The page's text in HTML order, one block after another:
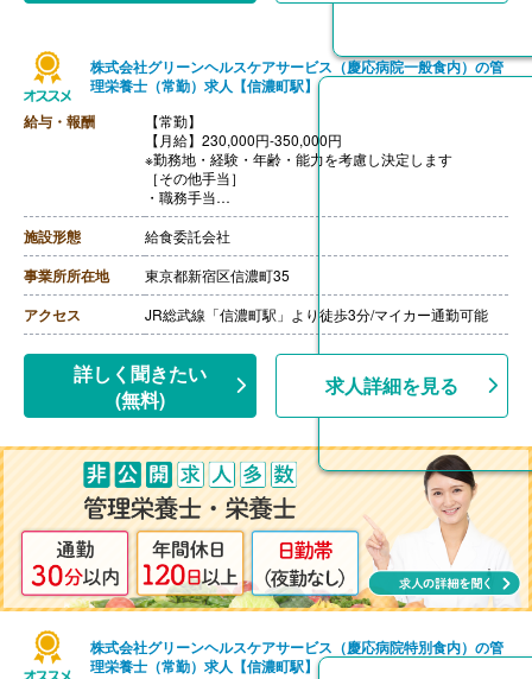
株式会社グリーンヘルスケアサービス（慶応病院一般食内）の管
理栄養士（常勤）求人【信濃町駅】
給与・報酬
【常勤】
【月給】230,000円-350,000円
※勤務地・経験・年齢・能力を考慮し決定します
［その他手当］
・職務手当
・食事手当
・年末年始手当
【賞与】年2回（7月、12月）※会社業績、各個人実績に
応じて決定（前年度実績 2.00ヶ月/年）
【通勤手当】あり（全額支給）
【退職金】なし
施設形態 給食委託会社
事業所所在地 東京都新宿区信濃町35
アクセス JR総武線「信濃町駅」より徒歩3分/マイカー通勤可能
詳しく聞きたい
(無料)
求人詳細を見る
株式会社グリーンヘルスケアサービス（慶応病院特別食内）の管
理栄養士（常勤）求人【信濃町駅】